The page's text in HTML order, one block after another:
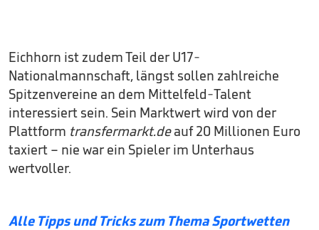
Eichhorn ist zudem Teil der U17-
Nationalmannschaft, längst sollen zahlreiche
Spitzenvereine an dem Mittelfeld-Talent
interessiert sein. Sein Marktwert wird von der
Plattform transfermarkt.deauf 20 Millionen Euro
taxiert – nie war ein Spieler im Unterhaus
wertvoller.
Alle Tipps und Tricks zum Thema Sportwetten